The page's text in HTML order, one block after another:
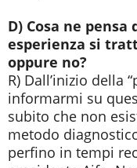
D) Cosa ne
esperienza si
oppure no?
R) Dall’inizio della
informarmi su
subito che non
metodo
perfino in tempi